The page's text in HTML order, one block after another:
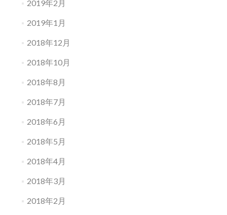
2019年2月
2019年1月
2018年12月
2018年10月
2018年8月
2018年7月
2018年6月
2018年5月
2018年4月
2018年3月
2018年2月